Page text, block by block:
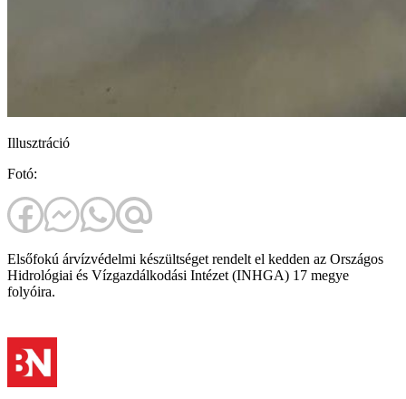
Illusztráció
Fotó:
Elsőfokú árvízvédelmi készültséget rendelt el kedden az Országos
Hidrológiai és Vízgazdálkodási Intézet (INHGA) 17 megye
folyóira.